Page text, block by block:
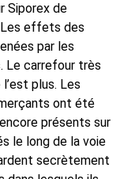
Siporex de
Les effets des
par les
Le carrefour très
plus. Les
ont été
présents sur
le long de la voie
secrètement